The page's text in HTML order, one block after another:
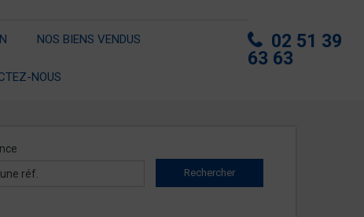
NOS BIENS VENDUS
NOUS
02 51 39
63 63